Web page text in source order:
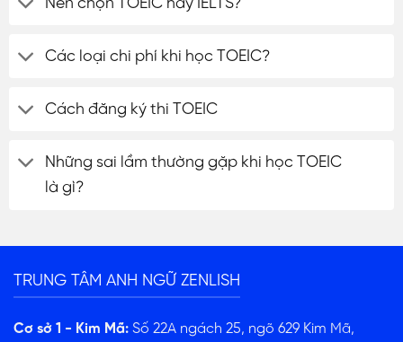
Nên chọn TOEIC hay IELTS?
Các loại chi phí khi học TOEIC?
Cách đăng ký thi TOEIC
Những sai lầm thường gặp khi học TOEIC
là gì?
TRUNG TÂM ANH NGỮ ZENLISH
Cơ sở 1 - Kim Mã: Số 22A ngách 25, ngõ 629 Kim Mã,